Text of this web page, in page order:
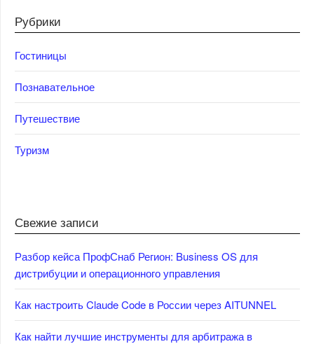
Рубрики
Гостиницы
Познавательное
Путешествие
Туризм
Свежие записи
Разбор кейса ПрофСнаб Регион: Business OS для
дистрибуции и операционного управления
Как настроить Claude Code в России через AITUNNEL
Как найти лучшие инструменты для арбитража в